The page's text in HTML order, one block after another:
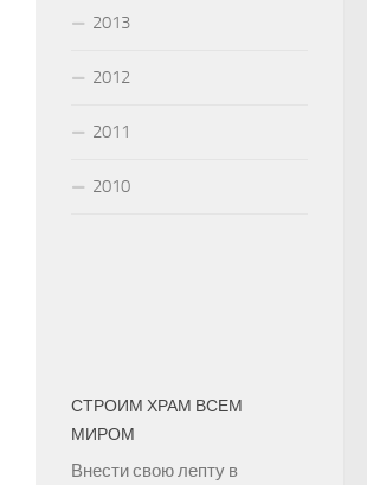
2013
2012
2011
2010
СТРОИМ ХРАМ ВСЕМ
МИРОМ
Внести свою лепту в